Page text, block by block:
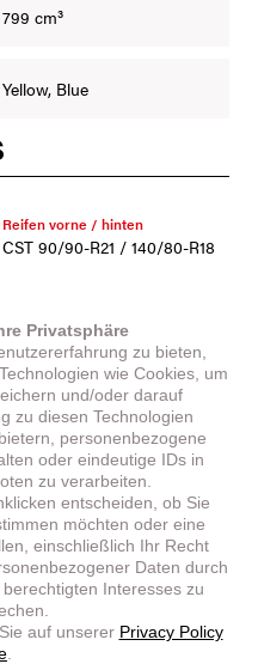
799 cm³
Yellow, Blue
Reifen vorne / hinten
CST 90/90-R21 / 140/80-R18
Eigengewicht fahrbereit
176 kg
Radstand
1545 mm
Bremsen
TAISKO Scheibenbremsen Ø
310/240 mm, ABS
Max. Leistung
69,5 kW / (94,5 PS) @ 9.000
U/min
Privatsphäre
zu bieten,
wie Cookies, um
und/oder darauf
zu diesen Technologien
personenbezogene
oder eindeutige IDs in
zu verarbeiten.
entscheiden, ob Sie
möchten oder eine
einschließlich Ihr Recht
Daten durch
Interesses zu
auf unserer Privacy Policy